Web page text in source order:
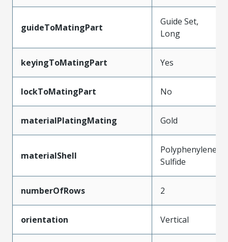
guideToMatingPart
Guide Set,
Long
keyingToMatingPart Yes
lockToMatingPart No
materialPlatingMating Gold
materialShell
Polyphenylene
Sulfide
numberOfRows 2
orientation Vertical